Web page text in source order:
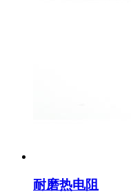
耐磨热电阻